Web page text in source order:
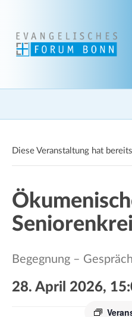
Diese Veranstaltung hat
Begegnung –
28. April 2026,